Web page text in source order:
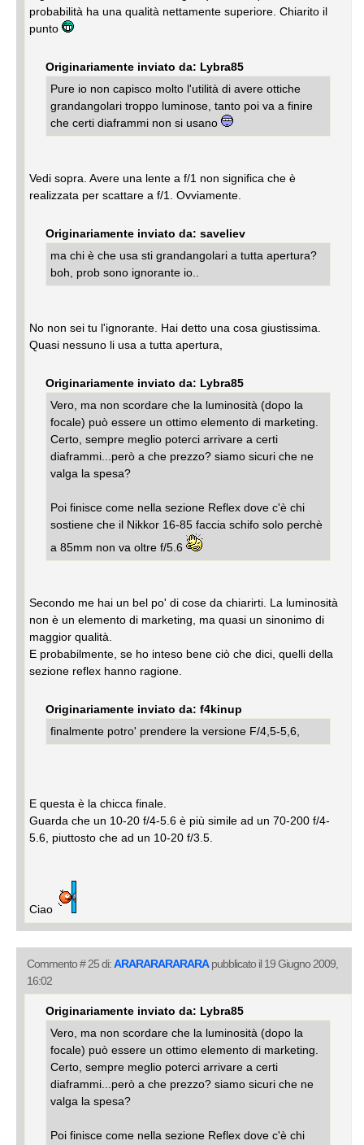
probabilità ha una qualità nettamente superiore. Chiarito il
punto
Originariamente inviato da: Lybra85
Pure io non capisco molto l'utilità di avere ottiche
grandangolari troppo luminose, tanto poi va a finire
che certi diaframmi non si usano
Vedi sopra. Avere una lente a f/1 non significa che è
realizzata per scattare a f/1. Ovviamente.
Originariamente inviato da: saveliev
ma chi è che usa sti grandangolari a tutta apertura?
boh, prob sono ignorante io..
No non sei tu l'ignorante. Hai detto una cosa giustissima.
Quasi nessuno li usa a tutta apertura,
Originariamente inviato da: Lybra85
Vero, ma non scordare che la luminosità (dopo la
focale) può essere un ottimo elemento di marketing.
Certo, sempre meglio poterci arrivare a certi
diaframmi...però a che prezzo? siamo sicuri che ne
valga la spesa?
Poi finisce come nella sezione Reflex dove c'è chi
sostiene che il Nikkor 16-85 faccia schifo solo perchè
a 85mm non va oltre f/5.6
Secondo me hai un bel po' di cose da chiarirti. La luminosità
non è un elemento di marketing, ma quasi un sinonimo di
maggior qualità.
E probabilmente, se ho inteso bene ciò che dici, quelli della
sezione reflex hanno ragione.
Originariamente inviato da: f4kinup
finalmente potro' prendere la versione F/4,5-5,6,
E questa è la chicca finale.
Guarda che un 10-20 f/4-5.6 è più simile ad un 70-200 f/4-
5.6, piuttosto che ad un 10-20 f/3.5.
Ciao
Commento # 25 di:ARARARARARARApubblicato il 19 Giugno 2009,
16:02
Originariamente inviato da: Lybra85
Vero, ma non scordare che la luminosità (dopo la
focale) può essere un ottimo elemento di marketing.
Certo, sempre meglio poterci arrivare a certi
diaframmi...però a che prezzo? siamo sicuri che ne
valga la spesa?
Poi finisce come nella sezione Reflex dove c'è chi